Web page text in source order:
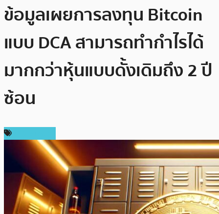
ข้อมูลเผยการลงทุน Bitcoin
แบบ DCA สามารถทำกำไรได้
มากกว่าหุ้นแบบดั้งเดิมถึง 2 ปี
ซ้อน